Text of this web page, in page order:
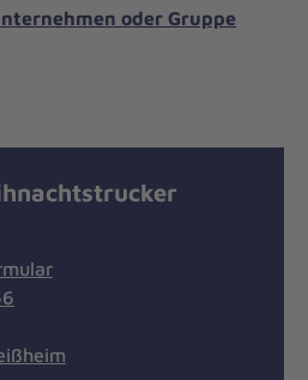
oder Gruppe